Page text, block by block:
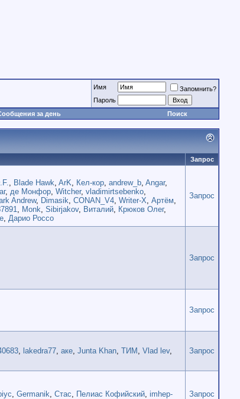
Имя
Запомнить?
Пароль
за день Поиск
Запрос
, Blade Hawk, ArK, Кел-кор, andrew_b, Angar,
, де Монфор, Witcher, vladimirtsebenko,
Andrew, Dimasik, CONAN_V4, Writer-X, Артём,
, Monk, Sibirjakov, Виталий, Крюков Олег,
, Дарио Россо
Запрос
Запрос
Запрос
, lakedra77, аке, Junta Khan, ТИМ , Vlad lev,
Запрос
, Germanik, Стас, Пелиас Кофийский, imhep-
Запрос